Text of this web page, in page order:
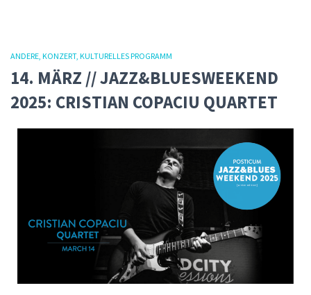
ANDERE KONZERT KULTURELLES PROGRAMM
14. MÄRZ // JAZZ&BLUESWEEKEND
2025: CRISTIAN COPACIU QUARTET